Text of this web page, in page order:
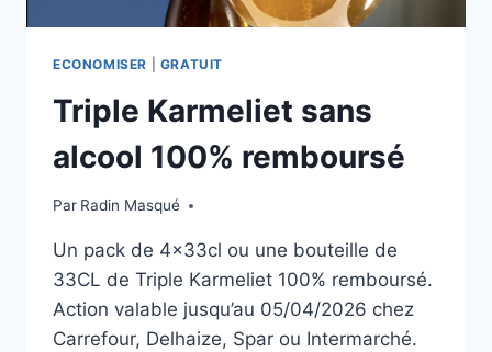
ECONOMISER GRATUIT
Triple Karmeliet sans
alcool 100% remboursé
Par Radin Masqué
Un pack de 4x33cl ou une bouteille de
33CL de Triple Karmeliet 100% remboursé.
Action valable jusqu’au 05/04/2026 chez
Carrefour, Delhaize, Spar ou Intermarché.